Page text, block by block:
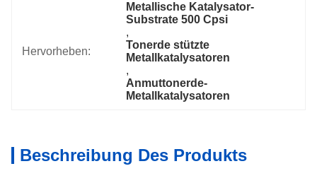
Hervorheben:
Metallische Katalysator-
Substrate 500 Cpsi
,
Tonerde stützte
Metallkatalysatoren
,
Anmuttonerde-
Metallkatalysatoren
Beschreibung Des Produkts